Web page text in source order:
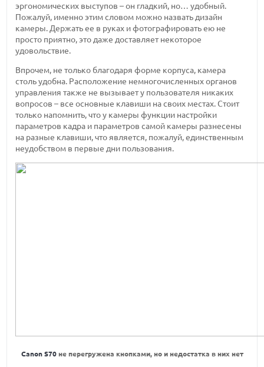
эргономических выступов – он гладкий, но… удобный.
Пожалуй, именно этим словом можно назвать дизайн
камеры. Держать ее в руках и фотографировать ею не
просто приятно, это даже доставляет некоторое
удовольствие.
Впрочем, не только благодаря форме корпуса, камера
столь удобна. Расположение немногочисленных органов
управления также не вызывает у пользователя никаких
вопросов – все основные клавиши на своих местах. Стоит
только напомнить, что у камеры функции настройки
параметров кадра и параметров самой камеры разнесены
на разные клавиши, что является, пожалуй, единственным
неудобством в первые дни пользования.
Canon S70не перегружена кнопками, но и недостатка в них нет